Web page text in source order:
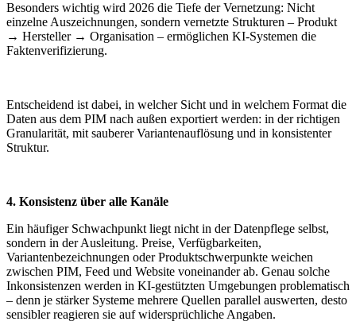
Besonders wichtig wird 2026 die Tiefe der Vernetzung: Nicht
einzelne Auszeichnungen, sondern vernetzte Strukturen – Produkt
→ Hersteller → Organisation – ermöglichen KI-Systemen die
Faktenverifizierung.
Entscheidend ist dabei, in welcher Sicht und in welchem Format die
Daten aus dem PIM nach außen exportiert werden: in der richtigen
Granularität, mit sauberer Variantenauflösung und in konsistenter
Struktur.
4. Konsistenz über alle Kanäle
Ein häufiger Schwachpunkt liegt nicht in der Datenpflege selbst,
sondern in der Ausleitung. Preise, Verfügbarkeiten,
Variantenbezeichnungen oder Produktschwerpunkte weichen
zwischen PIM, Feed und Website voneinander ab. Genau solche
Inkonsistenzen werden in KI-gestützten Umgebungen problematisch
– denn je stärker Systeme mehrere Quellen parallel auswerten, desto
sensibler reagieren sie auf widersprüchliche Angaben.